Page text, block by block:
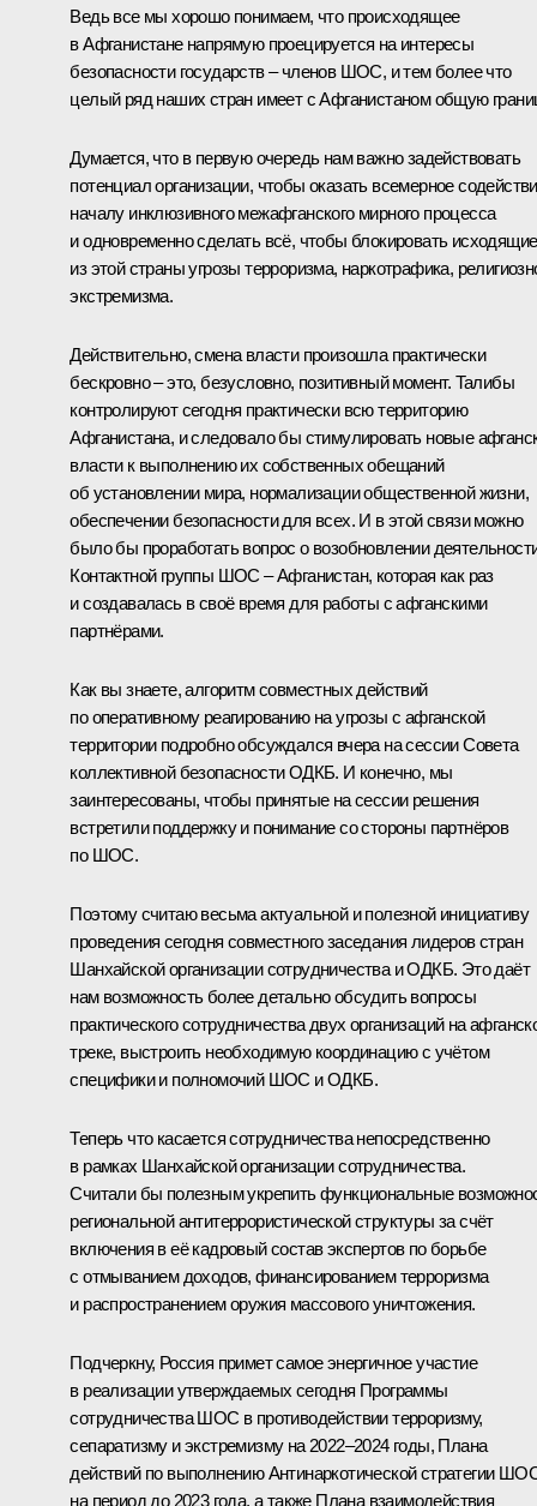
Ведь все мы хорошо понимаем, что происходящее
в Афганистане напрямую проецируется на интересы
безопасности государств – членов ШОС, и тем более что
целый ряд наших стран имеет с Афганистаном общую
Думается, что в первую очередь нам важно задействовать
потенциал организации, чтобы оказать всемерное
началу инклюзивного межафганского мирного процесса
и одновременно сделать всё, чтобы блокировать исходящие
из этой страны угрозы терроризма, наркотрафика,
экстремизма.
Действительно, смена власти произошла практически
бескровно – это, безусловно, позитивный момент. Талибы
контролируют сегодня практически всю территорию
Афганистана, и следовало бы стимулировать новые
власти к выполнению их собственных обещаний
об установлении мира, нормализации общественной жизни,
обеспечении безопасности для всех. И в этой связи можно
было бы проработать вопрос о возобновлении
Контактной группы ШОС – Афганистан, которая как раз
и создавалась в своё время для работы с афганскими
партнёрами.
Как вы знаете, алгоритм совместных действий
по оперативному реагированию на угрозы с афганской
территории подробно обсуждался вчера на сессии Совета
коллективной безопасности ОДКБ. И конечно, мы
заинтересованы, чтобы принятые на сессии решения
встретили поддержку и понимание со стороны партнёров
по ШОС.
Поэтому считаю весьма актуальной и полезной инициативу
проведения сегодня совместного заседания лидеров стран
Шанхайской организации сотрудничества и ОДКБ. Это даёт
нам возможность более детально обсудить вопросы
практического сотрудничества двух организаций на
треке, выстроить необходимую координацию с учётом
специфики и полномочий ШОС и ОДКБ.
Теперь что касается сотрудничества непосредственно
в рамках Шанхайской организации сотрудничества.
Считали бы полезным укрепить функциональные
региональной антитеррористической структуры за счёт
включения в её кадровый состав экспертов по борьбе
с отмыванием доходов, финансированием терроризма
и распространением оружия массового уничтожения.
Подчеркну, Россия примет самое энергичное участие
в реализации утверждаемых сегодня Программы
сотрудничества ШОС в противодействии терроризму,
сепаратизму и экстремизму на 2022–2024 годы, Плана
действий по выполнению Антинаркотической стратегии
на период до 2023 года, а также Плана взаимодействия